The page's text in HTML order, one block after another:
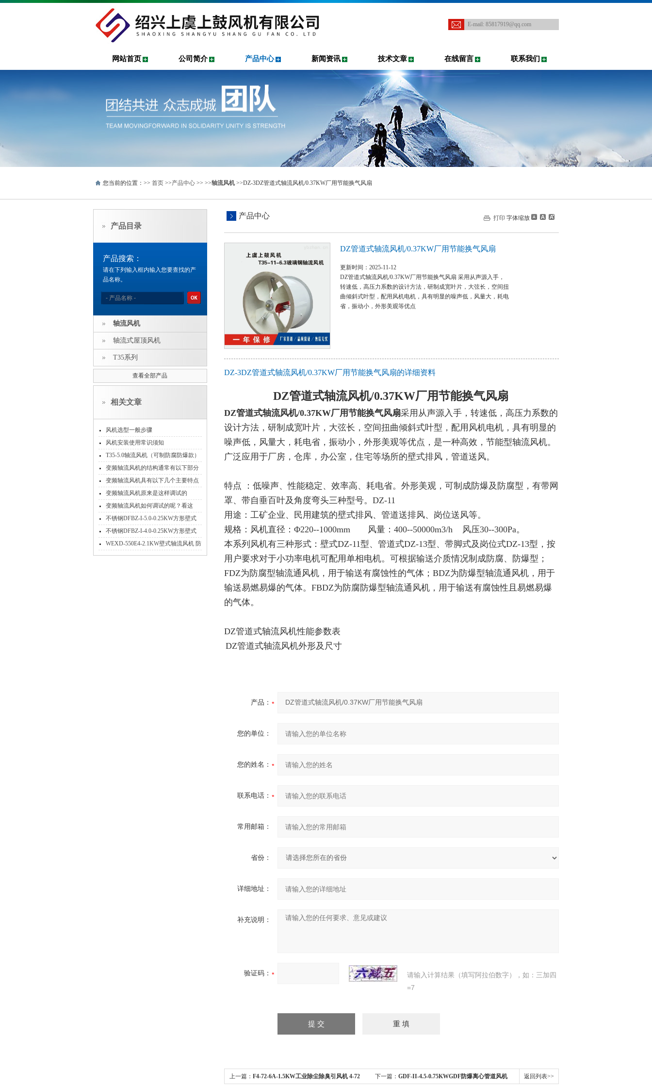
E-mail: 85817919@qq.com
网站首页 公司简介 产品中心 新闻资讯 技术文章 在线留言 联系我们
您当前的位置：>> 首页 >>产品中心 >> >>轴流风机>>DZ-3DZ管道式轴流风机/0.37KW厂用节能换气风扇
产品目录
产品搜索：
请在下列输入框内输入您要查找的产
品名称。
轴流风机
轴流式屋顶风机
T35系列
查看全部产品
相关文章
风机选型一般步骤
风机安装使用常识须知
T35-5.0轴流风机（可制防腐防爆款）
变频轴流风机的结构通常有以下部分
组成
变频轴流风机具有以下几个主要特点
变频轴流风机原来是这样调试的
变频轴流风机如何调试的呢？看这
里！
不锈钢DFBZ-I-5.0-0.25KW方形壁式
轴流风机
不锈钢DFBZ-I-4.0-0.25KW方形壁式
轴流风机
WEXD-550E4-2.1KW壁式轴流风机 防
腐隔爆送风排风机
产品中心 打印 字体缩放
DZ管道式轴流风机/0.37KW厂用节能换气风扇
更新时间：2025-11-12
DZ管道式轴流风机/0.37KW厂用节能换气风扇 采用从声源入手，
转速低，高压力系数的设计方法，研制成宽叶片，大弦长，空间扭
曲倾斜式叶型，配用风机电机，具有明显的噪声低，风量大，耗电
省，振动小，外形美观等优点
DZ-3DZ管道式轴流风机/0.37KW厂用节能换气风扇的详细资料
DZ管道式轴流风机/0.37KW厂用节能换气风扇
DZ管道式轴流风机/0.37KW厂用节能换气风扇采用从声源入手，转速低，高压力系数的
设计方法，研制成宽叶片，大弦长，空间扭曲倾斜式叶型，配用风机电机，具有明显的
噪声低，风量大，耗电省，振动小，外形美观等优点，是一种高效，节能型轴流风机。
广泛应用于厂房，仓库，办公室，住宅等场所的壁式排风，管道送风。
特点 ：低噪声、性能稳定、效率高、耗电省。外形美观，可制成防爆及防腐型，有带网
罩、带自垂百叶及角度弯头三种型号。DZ-11
用途：工矿企业、民用建筑的壁式排风、管道送排风、岗位送风等。
规格：风机直径：Φ220--1000mm 风量：400--50000m3/h 风压30--300Pa。
本系列风机有三种形式：壁式DZ-11型、管道式DZ-13型、带脚式及岗位式DZ-13型，按
用户要求对于小功率电机可配用单相电机。可根据输送介质情况制成防腐、防爆型；
FDZ为防腐型轴流通风机，用于输送有腐蚀性的气体；BDZ为防爆型轴流通风机，用于
输送易燃易爆的气体。FBDZ为防腐防爆型轴流通风机，用于输送有腐蚀性且易燃易爆
的气体。
DZ管道式轴流风机性能参数表
DZ管道式轴流风机外形及尺寸
产品：
您的单位：
您的姓名：
联系电话：
常用邮箱：
省份：
详细地址：
补充说明：
验证码：
请输入计算结果（填写阿拉伯数字），如：三加四
=7
上一篇： F4-72-6A-1.5KW工业除尘除臭引风机 4-72 下一篇： GDF-II-4.5-0.75KWGDF防爆离心管道风机 返回列表>>